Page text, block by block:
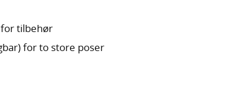
tilbehør
for to store poser